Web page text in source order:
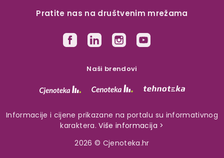
Pratite nas na društvenim mrežama
Naši brendovi
Informacije i cijene prikazane na portalu su informativnog
karaktera.Više informacija >
2026 © Cjenoteka.hr